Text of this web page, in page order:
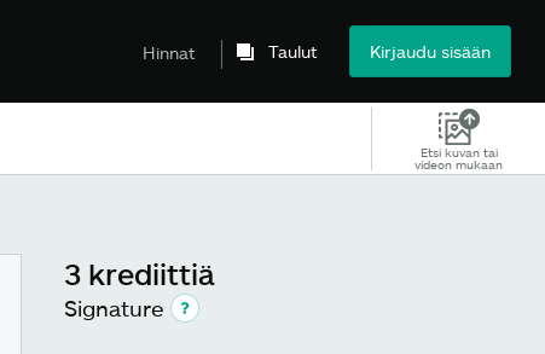
Hinnat Taulut Kirjaudu sisään
Etsi kuvan tai
videon mukaan
3 krediittiä
Signature